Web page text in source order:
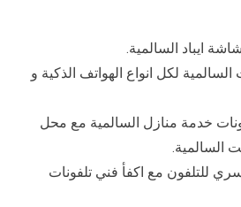
ايباد السالمية.
لكل انواع الهواتف الذكية و
خدمة منازل السالمية مع محل
السالمية.
للتلفون مع اكفأ فني تلفونات